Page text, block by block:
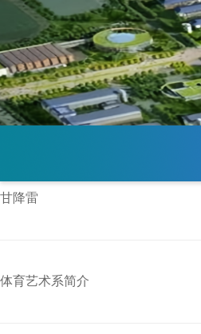
甘降雷
体育艺术系简介